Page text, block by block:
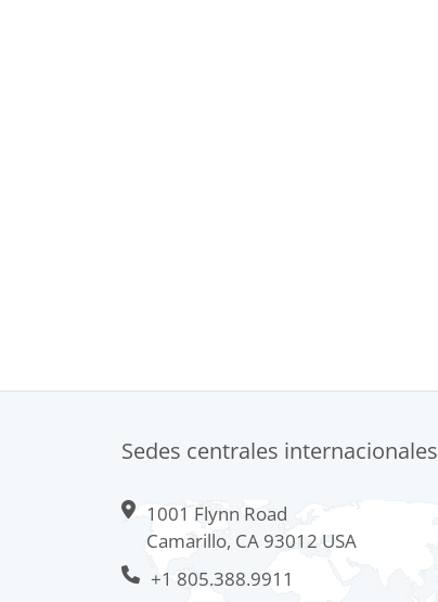
Sedes centrales internacionales
1001 Flynn Road
Camarillo, CA 93012 USA
+1 805.388.9911